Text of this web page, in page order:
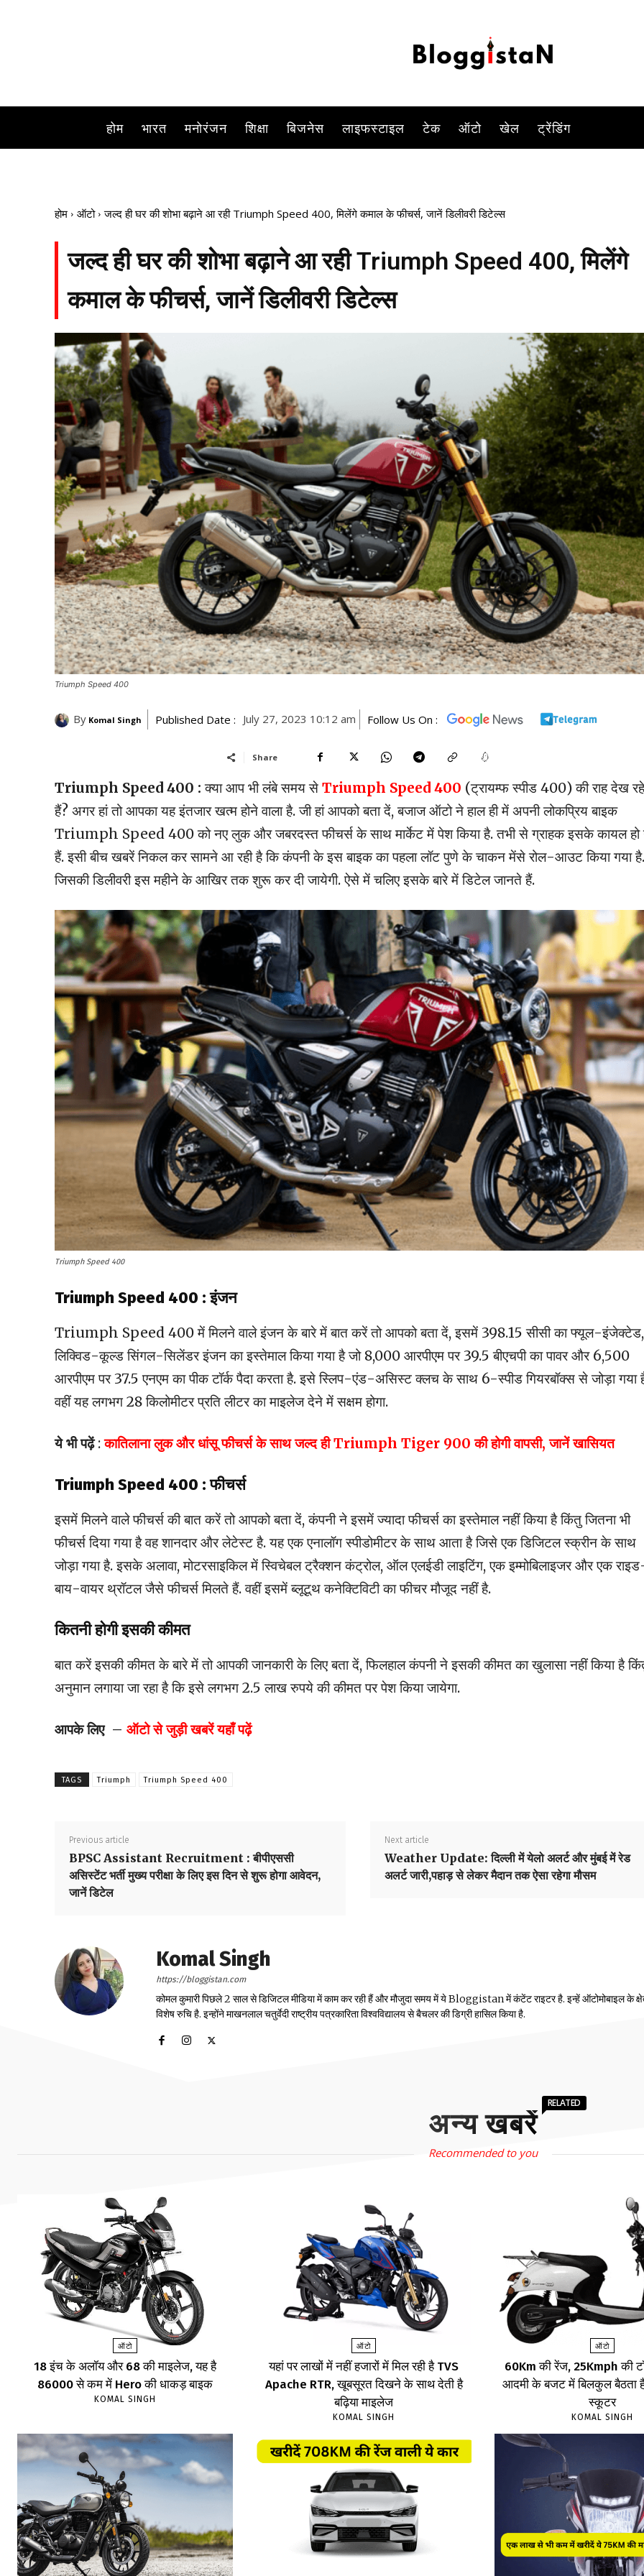
होम भारत मनोरंजन शिक्षा बिजनेस लाइफस्टाइल टेक ऑटो खेल ट्रेंडिंग
होम ऑटो जल्द ही घर की शोभा बढ़ाने आ रही Triumph Speed 400, मिलेंगे कमाल के फीचर्स, जानें डिलीवरी डिटेल्स
जल्द ही घर की शोभा बढ़ाने आ रही Triumph Speed 400, मिलेंगे
कमाल के फीचर्स, जानें डिलीवरी डिटेल्स
Triumph Speed 400
By Komal Singh Published Date : July 27, 2023 10:12 am Follow Us On :
Share
Triumph Speed 400 :क्या आप भी लंबे समय से Triumph Speed 400 (ट्रायम्फ स्पीड 400) की राह देख रहे
हैं? अगर हां तो आपका यह इंतजार खत्म होने वाला है. जी हां आपको बता दें, बजाज ऑटो ने हाल ही में अपनी लोकप्रिय बाइक
Triumph Speed 400 को नए लुक और जबरदस्त फीचर्स के साथ मार्केट में पेश किया है. तभी से ग्राहक इसके कायल हो
हैं. इसी बीच खबरें निकल कर सामने आ रही है कि कंपनी के इस बाइक का पहला लॉट पुणे के चाकन मेंसे रोल-आउट किया गया है.
जिसकी डिलीवरी इस महीने के आखिर तक शुरू कर दी जायेगी. ऐसे में चलिए इसके बारे में डिटेल जानते हैं.
Triumph Speed 400
Triumph Speed 400 : इंजन
Triumph Speed 400 में मिलने वाले इंजन के बारे में बात करें तो आपको बता दें, इसमें 398.15 सीसी का फ्यूल-इंजेक्टेड,
लिक्विड-कूल्ड सिंगल-सिलेंडर इंजन का इस्तेमाल किया गया है जो 8,000 आरपीएम पर 39.5 बीएचपी का पावर और 6,500
आरपीएम पर 37.5 एनएम का पीक टॉर्क पैदा करता है. इसे स्लिप-एंड-असिस्ट क्लच के साथ 6-स्पीड गियरबॉक्स से जोड़ा गया
वहीं यह लगभग 28 किलोमीटर प्रति लीटर का माइलेज देने में सक्षम होगा.
ये भी पढ़ें :कातिलाना लुक और धांसू फीचर्स के साथ जल्द ही Triumph Tiger 900 की होगी वापसी, जानें खासियत
Triumph Speed 400 : फीचर्स
इसमें मिलने वाले फीचर्स की बात करें तो आपको बता दें, कंपनी ने इसमें ज्यादा फीचर्स का इस्तेमाल नहीं किया है किंतु जितना भी
फीचर्स दिया गया है वह शानदार और लेटेस्ट है. यह एक एनालॉग स्पीडोमीटर के साथ आता है जिसे एक डिजिटल स्क्रीन के साथ
जोड़ा गया है. इसके अलावा, मोटरसाइकिल में स्विचेबल ट्रैक्शन कंट्रोल, ऑल एलईडी लाइटिंग, एक इम्मोबिलाइजर और एक
बाय-वायर थ्रॉटल जैसे फीचर्स मिलते हैं. वहीं इसमें ब्लूटूथ कनेक्टिविटी का फीचर मौजूद नहीं है.
कितनी होगी इसकी कीमत
बात करें इसकी कीमत के बारे में तो आपकी जानकारी के लिए बता दें, फिलहाल कंपनी ने इसकी कीमत का खुलासा नहीं किया है
अनुमान लगाया जा रहा है कि इसे लगभग 2.5 लाख रुपये की कीमत पर पेश किया जायेगा.
आपके लिए – ऑटो से जुड़ी खबरें यहाँ पढ़ें
TAGS Triumph Triumph Speed 400
Previous article
BPSC Assistant Recruitment : बीपीएससी
असिस्टेंट भर्ती मुख्य परीक्षा के लिए इस दिन से शुरू होगा आवेदन,
जानें डिटेल
Next article
Weather Update: दिल्ली में येलो अलर्ट और मुंबई में रेड
अलर्ट जारी,पहाड़ से लेकर मैदान तक ऐसा रहेगा मौसम
Komal Singh
https://bloggistan.com
कोमल कुमारी पिछले 2 साल से डिजिटल मीडिया में काम कर रही हैं और मौजुदा समय में ये Bloggistan में कंटेंट राइटर है. इन्हें ऑटोमोबाइल के
विशेष रुचि है. इन्होंने माखनलाल चतुर्वेदी राष्ट्रीय पत्रकारिता विश्वविद्यालय से बैचलर की डिग्री हासिल किया है.
अन्य खबरें
RELATED
Recommended to you
ऑटो
18 इंच के अलॉय और 68 की माइलेज, यह है
86000 से कम में Hero की धाकड़ बाइक
KOMAL SINGH
ऑटो
यहां पर लाखों में नहीं हजारों में मिल रही है TVS
Apache RTR, खूबसूरत दिखने के साथ देती है
बढ़िया माइलेज
KOMAL SINGH
ऑटो
60Km की रेंज, 25Kmph की
आदमी के बजट में बिलकुल बैठता
स्कूटर
KOMAL SINGH